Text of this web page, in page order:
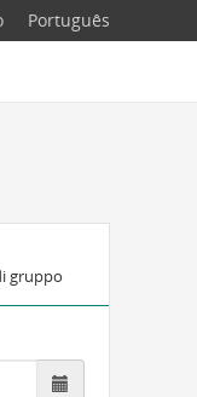
Português
gruppo